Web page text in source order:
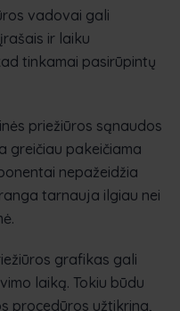
vadovai gali
ir laiku
tinkamai pasirūpintų
priežiūros sąnaudos
greičiau pakeičiama
nepažeidžia
tarnauja ilgiau nei
grafikas gali
laiką. Tokiu būdu
procedūros užtikrina,